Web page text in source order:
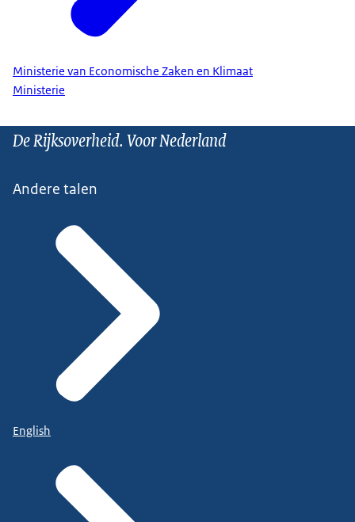
Ministerie van Economische Zaken en Klimaat
Ministerie
De Rijksoverheid. Voor Nederland
Andere talen
English